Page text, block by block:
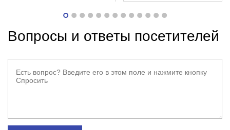
Вопросы и ответы посетителей